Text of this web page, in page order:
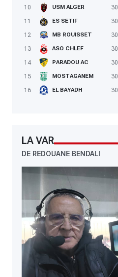
10 USM ALGER 30
11
ES SETIF 30
12
MB ROUISSET 30
13
ASO CHLEF 30
14
PARADOU AC 30
15
MOSTAGANEM 30
16
EL BAYADH 30
LA VAR
DE REDOUANE BENDALI